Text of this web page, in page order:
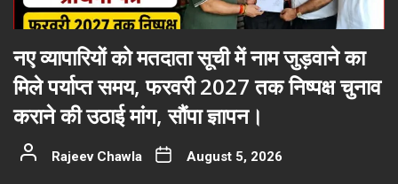
नए व्यापारियों को मतदाता सूची में नाम जुड़वाने का
मिले पर्याप्त समय, फरवरी 2027 तक निष्पक्ष चुनाव
कराने की उठाई मांग, सौंपा ज्ञापन।
Rajeev Chawla August 5, 2026